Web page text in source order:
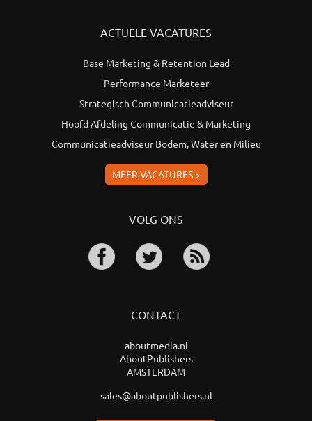
ACTUELE VACATURES
Base Marketing & Retention Lead
Performance Marketeer
Strategisch Communicatieadviseur
Hoofd Afdeling Communicatie & Marketing
Communicatieadviseur Bodem, Water en Milieu
MEER VACATURES >
VOLG ONS
CONTACT
aboutmedia.nl
AboutPublishers
AMSTERDAM
sales@aboutpublishers.nl